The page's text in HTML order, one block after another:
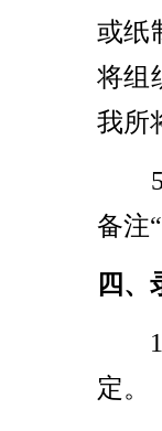
或纸
将组
我所
备注
四、
1
定。